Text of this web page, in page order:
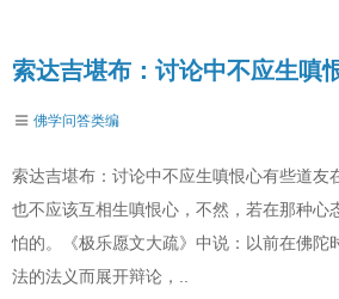
索达吉堪布：讨论中不应生嗔
佛学问答类编
索达吉堪布：讨论中不应生嗔恨心有些道友
也不应该互相生嗔恨心，不然，若在那种心
怕的。《极乐愿文大疏》中说：以前在佛陀
法的法义而展开辩论，..